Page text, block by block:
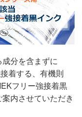
分を含まずに
着する、有機則
フリー強接着黒
内させていただき